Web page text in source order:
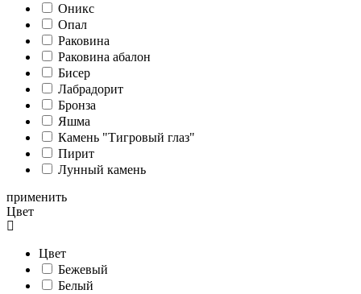
Оникс
Опал
Раковина
Раковина абалон
Бисер
Лабрадорит
Бронза
Яшма
Камень "Тигровый глаз"
Пирит
Лунный камень
применить
Цвет
Цвет
Бежевый
Белый